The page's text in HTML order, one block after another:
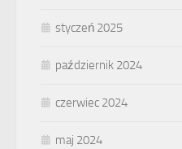
styczeń 2025
październik 2024
czerwiec 2024
maj 2024